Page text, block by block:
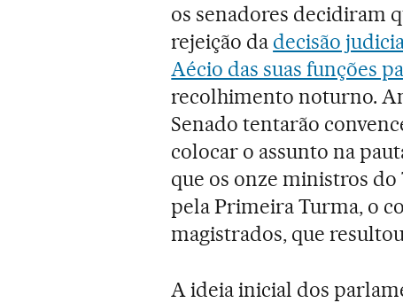
os senadores decidiram
rejeição da decisão
Aécio das suas funções
recolhimento noturno.
Senado tentarão
colocar o assunto na
que os onze ministros
pela Primeira Turma, o
magistrados, que
A ideia inicial dos